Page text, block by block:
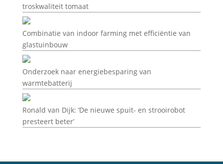
troskwaliteit tomaat
Combinatie van indoor farming met efficiëntie van
glastuinbouw
Onderzoek naar energiebesparing van
warmtebatterij
Ronald van Dijk: ‘De nieuwe spuit- en strooirobot
presteert beter’